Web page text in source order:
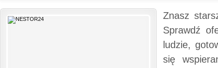
Znasz
Sprawdź
ludzie,
się